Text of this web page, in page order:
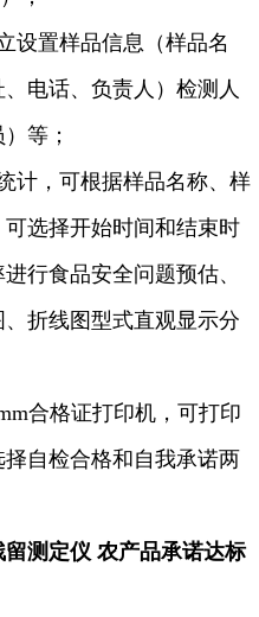
设置样品信息（样品名
电话、负责人）检测人
等；
计，可根据样品名称、样
选择开始时间和结束时
行食品安全问题预估、
折线图型式直观显示分
合格证打印机，可打印
自检合格和自我承诺两
留测定仪 农产品承诺达标